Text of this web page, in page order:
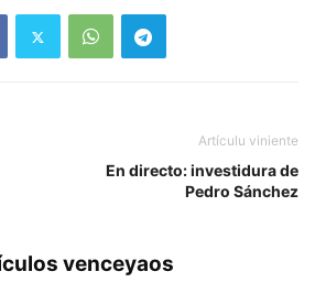
Artículu viniente
En directo: investidura de
Pedro Sánchez
venceyaos